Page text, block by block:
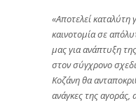
«Αποτελεί καταλύτη
καινοτομία σε
μας για ανάπτυξη
στον σύγχρονο
Κοζάνη θα
ανάγκες της αγοράς,